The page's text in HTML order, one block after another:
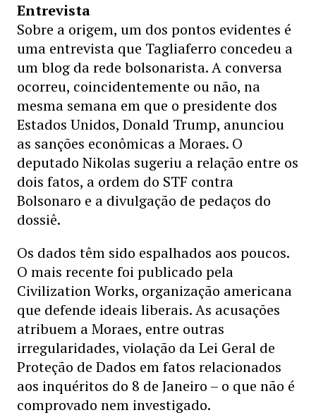
Entrevista
Sobre a origem, um dos pontos evidentes é
uma entrevista que Tagliaferro concedeu a
um blog da rede bolsonarista. A conversa
ocorreu, coincidentemente ou não, na
mesma semana em que o presidente dos
Estados Unidos, Donald Trump, anunciou
as sanções econômicas a Moraes. O
deputado Nikolas sugeriu a relação entre os
dois fatos, a ordem do STF contra
Bolsonaro e a divulgação de pedaços do
dossiê.
Os dados têm sido espalhados aos poucos.
O mais recente foi publicado pela
Civilization Works, organização americana
que defende ideais liberais. As acusações
atribuem a Moraes, entre outras
irregularidades, violação da Lei Geral de
Proteção de Dados em fatos relacionados
aos inquéritos do 8 de Janeiro – o que não é
comprovado nem investigado.